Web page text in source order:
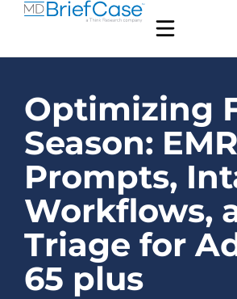
Optimizing
Season: EMR
Prompts,
Workflows,
Triage for
65 plus